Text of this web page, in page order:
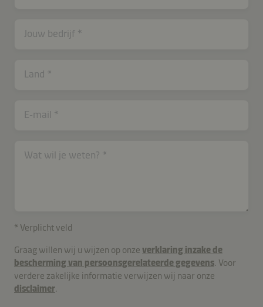
B2B-
ZLDjnB6kfHPFz9J
Jouw bedrijf
Land
E‑mail
Wat wil je weten?
* Verplicht veld
Graag willen wij u wijzen op onze verklaring inzake de
bescherming van persoonsgerelateerde gegevens. Voor
verdere zakelijke informatie verwijzen wij naar onze
disclaimer.